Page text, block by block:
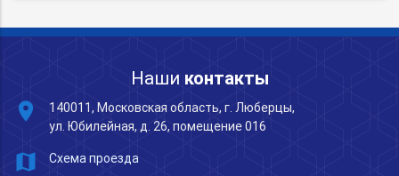
Наши контакты
place
140011, Московская область, г. Люберцы,
ул. Юбилейная, д. 26, помещение 016
map Схема проезда